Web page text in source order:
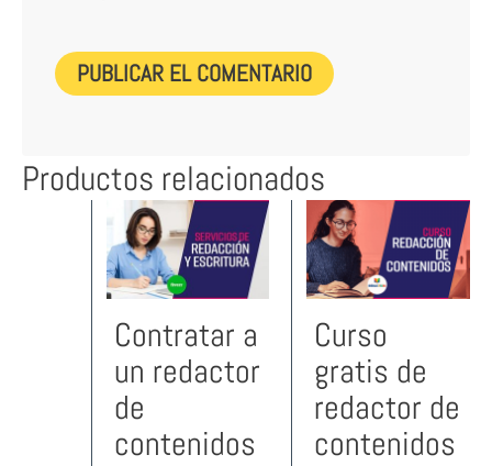
Productos relacionados
Contratar a
un redactor
de
contenidos
Curso
gratis de
redactor de
contenidos